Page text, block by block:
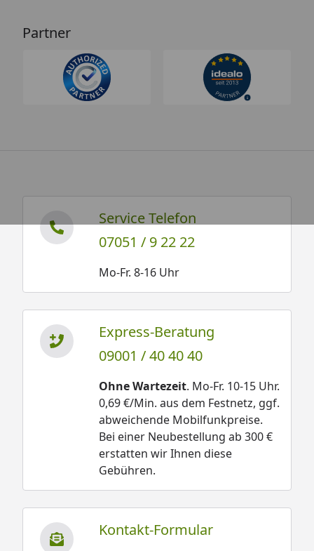
Partner
Service Telefon
07051 / 9 22 22
Mo-Fr. 8-16 Uhr
Express-Beratung
09001 / 40 40 40
Ohne Wartezeit. Mo-Fr. 10-15 Uhr.
0,69 €/Min. aus dem Festnetz, ggf.
abweichende Mobilfunkpreise.
Bei einer Neubestellung ab 300 €
erstatten wir Ihnen diese
Gebühren.
Kontakt-Formular